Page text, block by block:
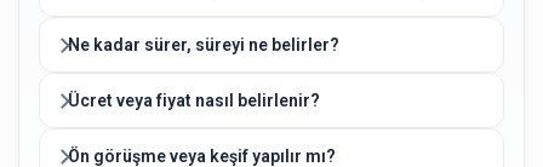
Ne kadar sürer, süreyi ne belirler?
Ücret veya fiyat nasıl belirlenir?
Ön görüşme veya keşif yapılır mı?